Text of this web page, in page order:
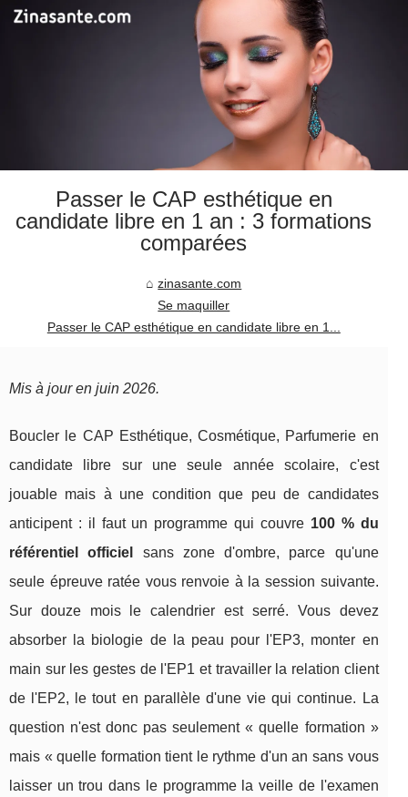
Passer le CAP esthétique en
candidate libre en 1 an : 3 formations
comparées
zinasante.com
Se maquiller
Passer le CAP esthétique en candidate libre en 1...
Mis à jour en juin 2026.
Boucler le CAP Esthétique, Cosmétique, Parfumerie en
candidate libre sur une seule année scolaire, c'est
jouable mais à une condition que peu de candidates
anticipent : il faut un programme qui couvre 100 % du
référentiel officiel
sans zone d'ombre, parce qu'une
seule épreuve ratée vous renvoie à la session suivante.
Sur douze mois le calendrier est serré. Vous devez
absorber la biologie de la peau pour l'EP3, monter en
main sur les gestes de l'EP1 et travailler la relation client
de l'EP2, le tout en parallèle d'une vie qui continue. La
question n'est donc pas seulement « quelle formation »
mais « quelle formation tient le rythme d'un an sans vous
laisser un trou dans le programme la veille de l'examen